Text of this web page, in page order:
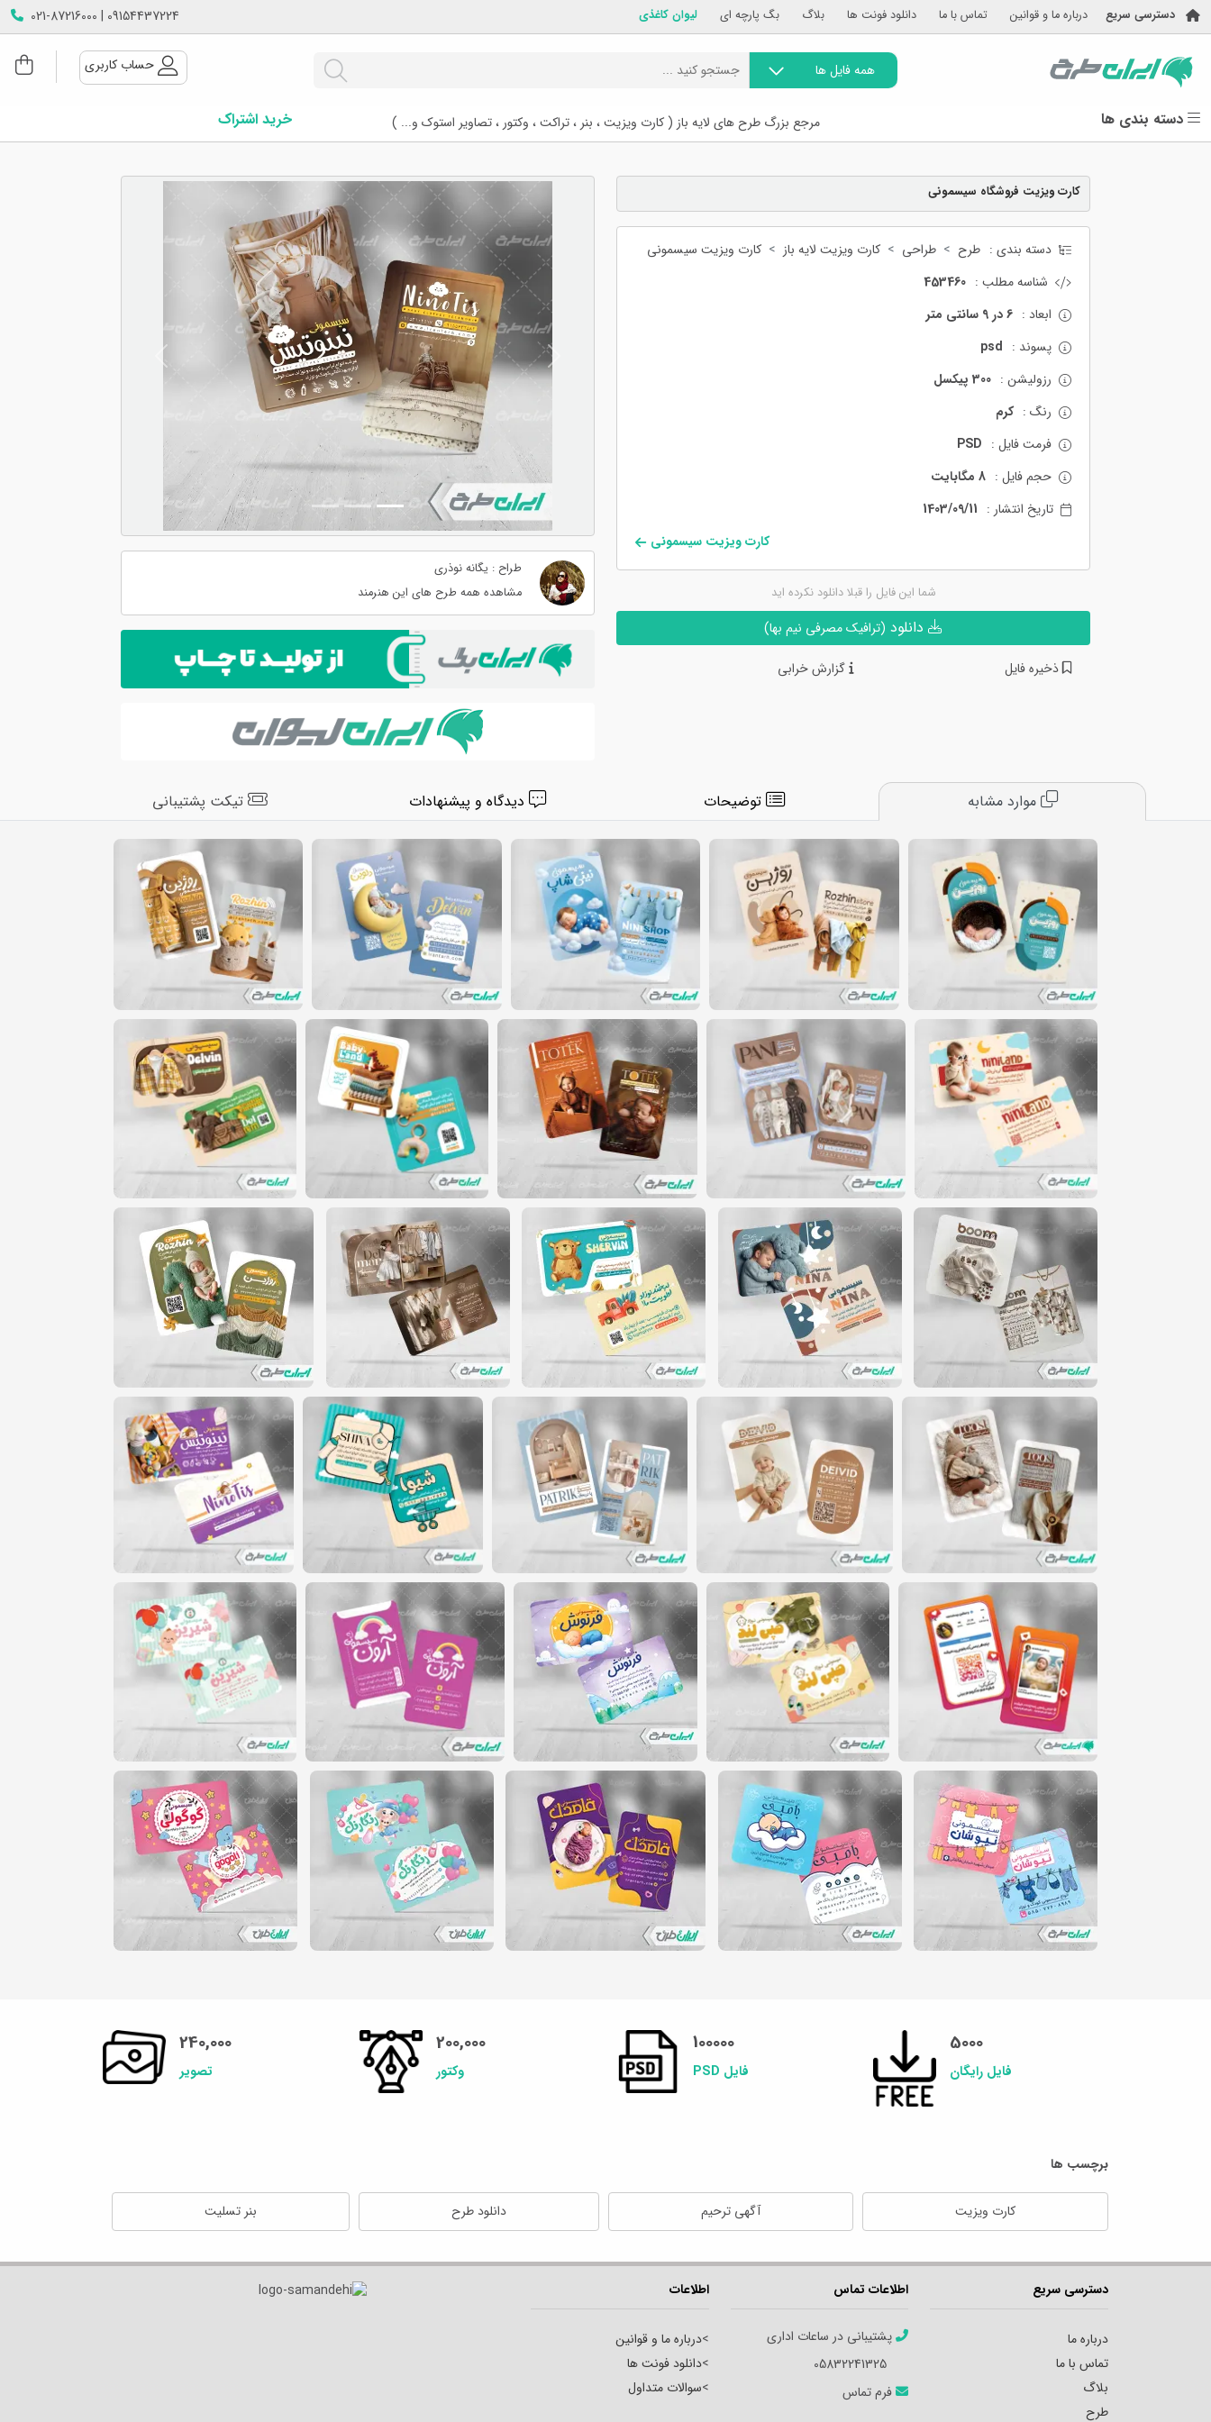
دسترسی سریع درباره ما و قوانین تماس با ما دانلود فونت ها بلاگ بگ پارچه ای لیوان کاغذی 09154437224 | 021-87216000
همه فایل ها حساب کاربری
دسته بندی ها مرجع بزرگ طرح های لایه باز ( کارت ویزیت ، بنر ، تراکت ، وکتور ، تصاویر استوک و... ) خرید اشتراک
کارت ویزیت فروشگاه سیسمونی
دسته بندی : طرح طراحی کارت ویزیت لایه باز
کارت ویزیت سیسمونی
شناسه مطلب : 453460
ابعاد : 6 در 9 سانتی متر
پسوند : psd
رزولیشن : 300 پیکسل
رنگ : کرم
فرمت فایل : PSD
حجم فایل : 8 مگابایت
تاریخ انتشار : 1403/09/11
کارت ویزیت سیسمونی
شما این فایل را قبلا دانلود نکرده اید
(ترافیک مصرفی نیم بها)
ذخیره فایل گزارش خرابی
Previous
طراح : یگانه نوذری
مشاهده همه طرح های این هنرمند
موارد مشابه تیکت پشتیبانی
5000
فایل رایگان
100000
فایل PSD
200,000
وکتور
240,000
تصویر
برچسب ها
کارت ویزیت آگهی ترحیم دانلود طرح بنر تسلیت
دسترسی سریع
درباره ما
تماس با ما
بلاگ
طرح
اطلاعات تماس
پشتیبانی در ساعات اداری
05832241325
فرم تماس
اطلاعات
>درباره ما و قوانین
>دانلود فونت ها
>سوالات متداول